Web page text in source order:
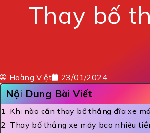
Thay bố
Hoàng Việt 23/01/2024
Nội Dung Bài Viết
Khi nào cần thay bố thắng đĩa xe
Thay bố thắng xe máy bao nhiêu